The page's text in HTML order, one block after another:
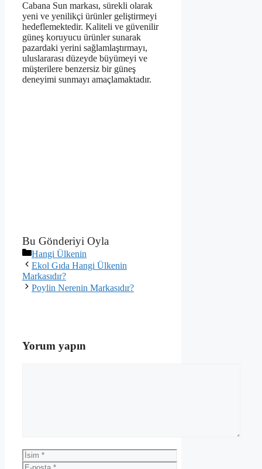
Cabana Sun markası, sürekli olarak
yeni ve yenilikçi ürünler geliştirmeyi
hedeflemektedir. Kaliteli ve güvenilir
güneş koruyucu ürünler sunarak
pazardaki yerini sağlamlaştırmayı,
uluslararası düzeyde büyümeyi ve
müşterilere benzersiz bir güneş
deneyimi sunmayı amaçlamaktadır.
Bu Gönderiyi Oyla
Kategoriler
Hangi Ülkenin
Ekol Gıda Hangi Ülkenin
Markasıdır?
Poylin Nerenin Markasıdır?
Yorum yapın
İsim
E-